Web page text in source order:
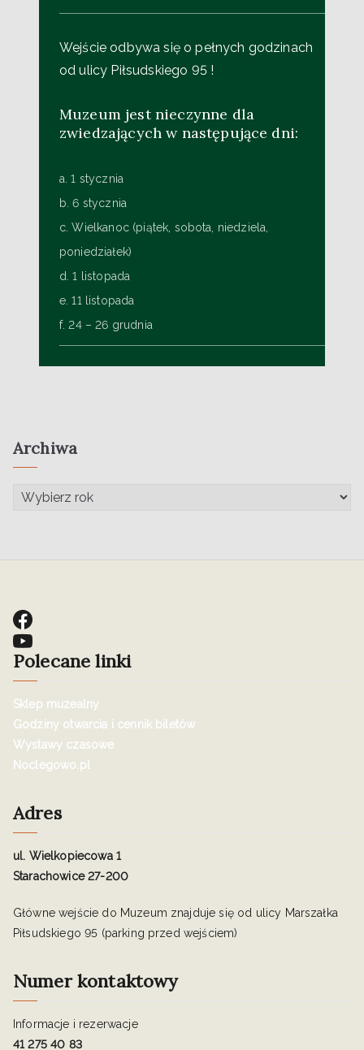
Wejście odbywa się o pełnych godzinach
od ulicy Piłsudskiego 95 !
Muzeum jest nieczynne dla
zwiedzających w następujące dni:
a. 1 stycznia
b. 6 stycznia
c. Wielkanoc (piątek, sobota, niedziela,
poniedziałek)
d. 1 listopada
e. 11 listopada
f. 24 – 26 grudnia
Archiwa
Polecane linki
Sklep muzealny
Godziny otwarcia i cennik biletów
Wystawy czasowe
Noclegowo.pl
Adres
ul. Wielkopiecowa 1
Starachowice 27-200
Główne wejście do Muzeum znajduje się od ulicy Marszałka
Piłsudskiego 95 (parking przed wejściem)
Numer kontaktowy
Informacje i rezerwacje
41 275 40 83